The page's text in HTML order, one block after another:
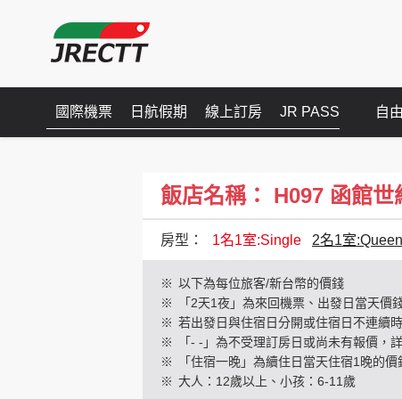
國際機票 日航假期 線上訂房 JR PASS 自
飯店名稱： H097 函館
房型： 1名1室:Single 2名1室
※ 以下為每位旅客/新台幣的價錢
※
「2天1夜」為來回機票、出發日當天價
※ 若出發日與住宿日分開或住宿日不連續
※
「- -」為不受理訂房日或尚未有報價，
※
「住宿一晚」為續住日當天住宿1晚的價
※ 大人：12歲以上、小孩：6-11歲